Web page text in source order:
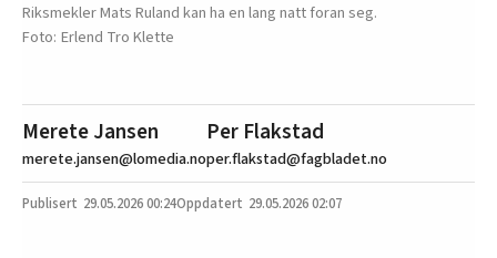
Riksmekler Mats Ruland kan ha en lang natt foran seg.
Erlend Tro Klette
Merete Jansen
merete.jansen@lomedia.no
Per Flakstad
per.flakstad@fagbladet.no
29.05.202600:24 29.05.2026 02:07